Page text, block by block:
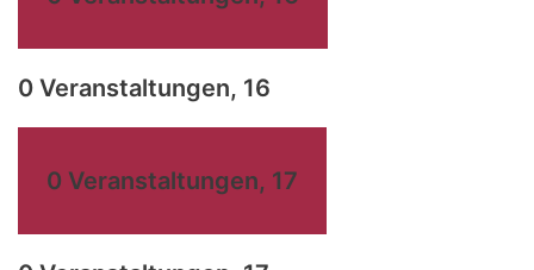
0 Veranstaltungen, 16
0 Veranstaltungen, 17